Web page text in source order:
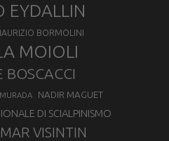
EYDALLIN
BORMOLINI
MOIOLI
BOSCACCI
MURADA NADIR MAGUET
DI SCIALPINISMO
VISINTIN